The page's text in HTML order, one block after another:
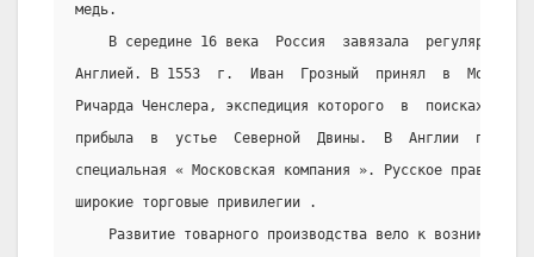
медь.
В середине 16 века  Россия  завязала  регулярные
Англией. В 1553  г.  Иван  Грозный  принял  в  Москве
Ричарда Ченслера, экспедиция которого  в  поисках
прибыла  в  устье  Северной  Двины.  В  Англии  после
специальная « Московская компания ». Русское
широкие торговые привилегии .
Развитие товарного производства вело к